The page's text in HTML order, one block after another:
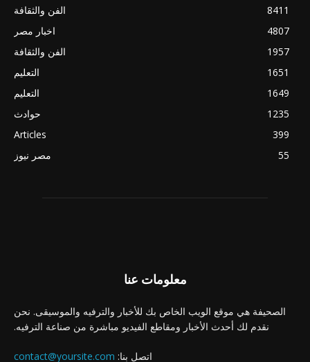
الفن والثقافة
8411
اخبار مصر
4807
الفن والثقافة
1957
التعليم
1651
التعليم
1649
حوادث
1235
Articles
399
مصر نيوز
55
معلومات عنا
الصحيفة هي موقع الويب الخاص بك للأخبار والترفيه والموسيقى. نحن
نقدم لك أحدث الأخبار ومقاطع الفيديو مباشرة من صناعة الترفيه.
اتصل بنا: contact@yoursite.com